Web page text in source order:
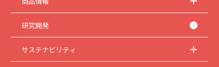
研究開発
サステナビリティ